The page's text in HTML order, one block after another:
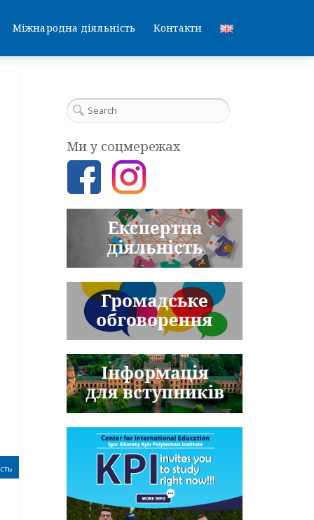
Міжнародна діяльність Контакти
Ми у соцмережах